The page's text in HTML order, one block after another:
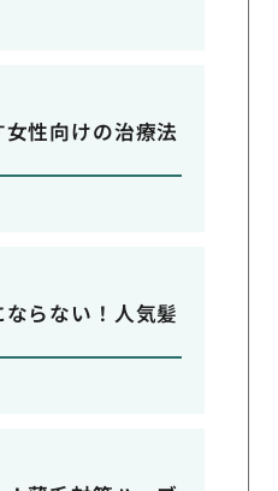
性向けの治療法
らない！人気髪